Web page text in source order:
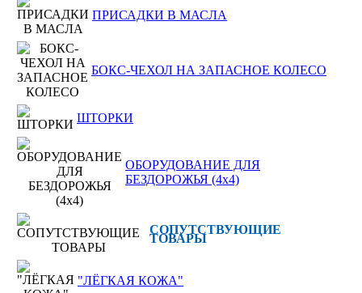
ПРИСАДКИ В МАСЛА
БОКС-ЧЕХОЛ НА ЗАПАСНОЕ КОЛЕСО
ШТОРКИ
ОБОРУДОВАНИЕ ДЛЯ
БЕЗДОРОЖЬЯ (4x4)
СОПУТСТВУЮЩИЕ
ТОВАРЫ
"ЛЁГКАЯ КОЖА"